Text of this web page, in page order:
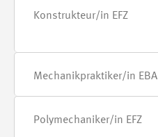
Konstrukteur/in EFZ
Mechanikpraktiker/in EBA
Polymechaniker/in EFZ